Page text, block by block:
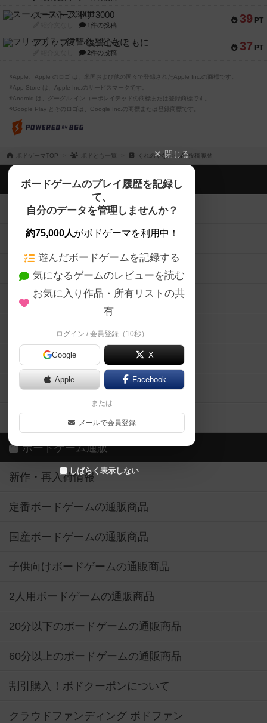
39 PT
スーパーストア3000
1件の投稿
37 PT
フリップ７：復讐心とともに
2件の投稿
※Apple、Apple のロゴ は、米国および他の国々で登録されたApple Inc.の商標です。
※App Store は、Apple Inc.のサービスマークです。
※Android は、グーグル インコーポレイテッドの商標または登録商標です。
※Google Play とそのロゴは、Google Inc.の商標または登録商標です。
ボドゲーマTOP ボドとも一覧 くれのやな 投稿履歴
閉じる
ボードゲームのプレイ履歴を記録し
て、
自分のデータを管理しませんか？
約75,000人がボドゲーマを利用中！
遊んだボードゲームを記録する
気になるゲームのレビューを読む
お気に入り作品・所有リストの共
有
ログイン / 会員登録（10秒）
Google X
Apple Facebook
または
メールで会員登録
しばらく表示しない
ボドゲーマTOP
ボードゲームを検索する
ボードゲームの新着レビュー
ボードゲーム会情報
メカニクス特集
掲示板・トピックス
ボドとも・会員一覧
ボードゲーム業界コラム
ボドゲーマご利用案内
ボードゲーム通販
新作・再入荷情報
定番ボードゲームの通販商品
国産ボードゲームの通販商品
子供向けボードゲームの通販商品
2人用ボードゲームの通販商品
20分以下のボードゲームの通販商品
60分以上のボードゲームの通販商品
割引購入！ボドクーポンについて
クラウドファンディング ボドファン